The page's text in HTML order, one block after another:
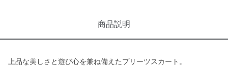
商品説明
上品な美しさと遊び心を兼ね備えたプリーツスカート。